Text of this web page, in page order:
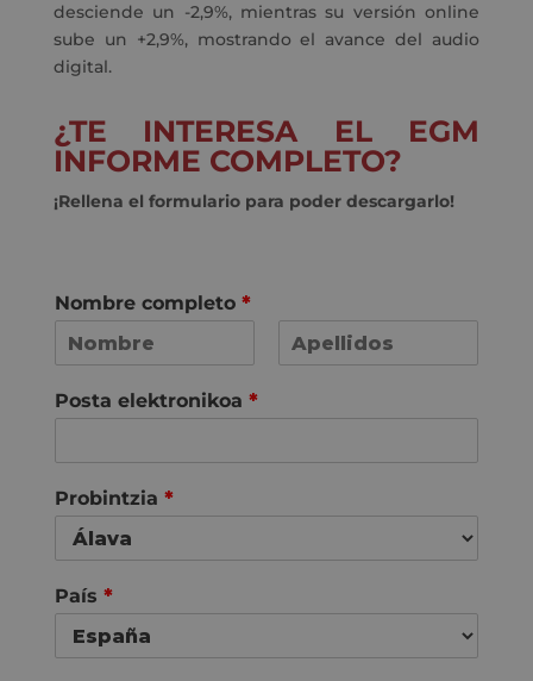
desciende un -2,9%, mientras su versión online
sube un +2,9%, mostrando el avance del audio
digital.
¿TE INTERESA EL EGM
INFORME COMPLETO?
¡Rellena el formulario para poder descargarlo!
Nombre completo *
i
rPosta elektronikoa *
Probintzia *
País *